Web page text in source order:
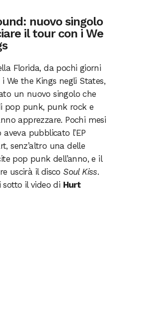
nuovo singolo
il tour con i We
Florida, da pochi giorni
We the Kings negli States,
un nuovo singolo che
pop punk, punk rock e
apprezzare. Pochi mesi
pubblicato l’EP
senz’altro una delle
pop punk dell’anno, e il
uscirà il discoSoul Kiss.
sotto il video di Hurt